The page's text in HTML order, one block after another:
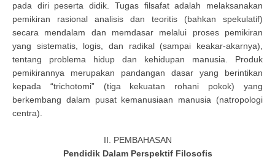
pada diri peserta didik. Tugas filsafat adalah melaksanakan
pemikiran rasional analisis dan teoritis (bahkan spekulatif)
secara mendalam dan memdasar melalui proses pemikiran
yang sistematis, logis, dan radikal (sampai keakar-akarnya),
tentang problema hidup dan kehidupan manusia. Produk
pemikirannya merupakan pandangan dasar yang berintikan
kepada “trichotomi” (tiga kekuatan rohani pokok) yang
berkembang dalam pusat kemanusiaan manusia (natropologi
centra).
II. PEMBAHASAN
Pendidik Dalam Perspektif Filosofis